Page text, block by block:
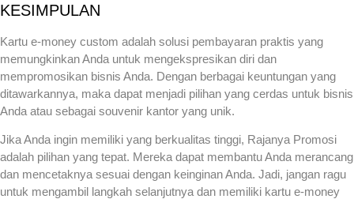
KESIMPULAN
Kartu e-money custom adalah solusi pembayaran praktis yang
memungkinkan Anda untuk mengekspresikan diri dan
mempromosikan bisnis Anda. Dengan berbagai keuntungan yang
ditawarkannya, maka dapat menjadi pilihan yang cerdas untuk bisnis
Anda atau sebagai souvenir kantor yang unik.
Jika Anda ingin memiliki yang berkualitas tinggi, Rajanya Promosi
adalah pilihan yang tepat. Mereka dapat membantu Anda merancang
dan mencetaknya sesuai dengan keinginan Anda. Jadi, jangan ragu
untuk mengambil langkah selanjutnya dan memiliki kartu e-money